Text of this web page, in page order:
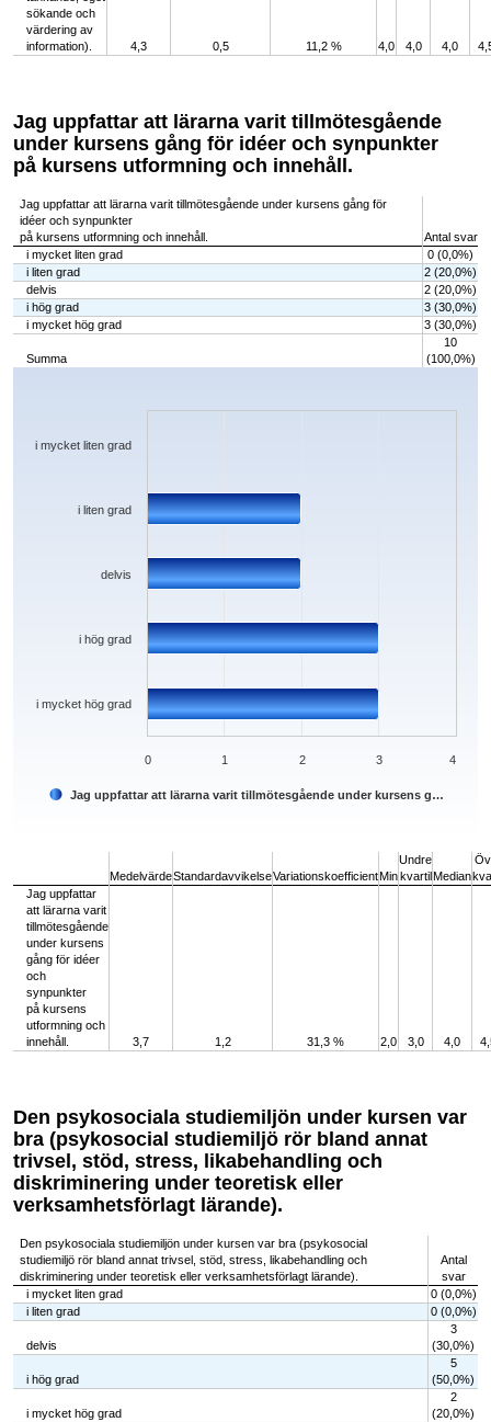
sökande och
värdering av
information).
4,3 0,5 11,2 % 4,0 4,0 4,0
Jag uppfattar att lärarna varit tillmötesgående
under kursens gång för idéer och synpunkter
på kursens utformning och innehåll.
Jag uppfattar att lärarna varit tillmötesgående under kursens gång för
idéer och synpunkter
på kursens utformning och innehåll.
Antal svar
i mycket liten grad
0 (0,0%)
i liten grad
2 (20,0%)
delvis
2 (20,0%)
i hög grad
3 (30,0%)
i mycket hög grad
3 (30,0%)
Summa
10
(100,0%)
Chart
The chart has 1 X axis displaying categories.
Jag uppfattar att lärarna varit tillmötesgående under kursens g…
i mycket hög grad
i hög grad
delvis
i liten grad
i mycket liten grad
0 1 2 3 4
MedelvärdeStandardavvikelseVariationskoefficientMin
Undre
kvartilMedian
Jag uppfattar
att lärarna varit
tillmötesgående
under kursens
gång för idéer
och
synpunkter
på kursens
utformning och
innehåll.
3,7 1,2 31,3 % 2,0 3,0 4,0
Den psykosociala studiemiljön under kursen var
bra (psykosocial studiemiljö rör bland annat
trivsel, stöd, stress, likabehandling och
diskriminering under teoretisk eller
verksamhetsförlagt lärande).
Den psykosociala studiemiljön under kursen var bra (psykosocial
studiemiljö rör bland annat trivsel, stöd, stress, likabehandling och
diskriminering under teoretisk eller verksamhetsförlagt lärande).
Antal
svar
i mycket liten grad
0 (0,0%)
i liten grad
0 (0,0%)
delvis
3
(30,0%)
i hög grad
5
(50,0%)
i mycket hög grad
2
(20,0%)